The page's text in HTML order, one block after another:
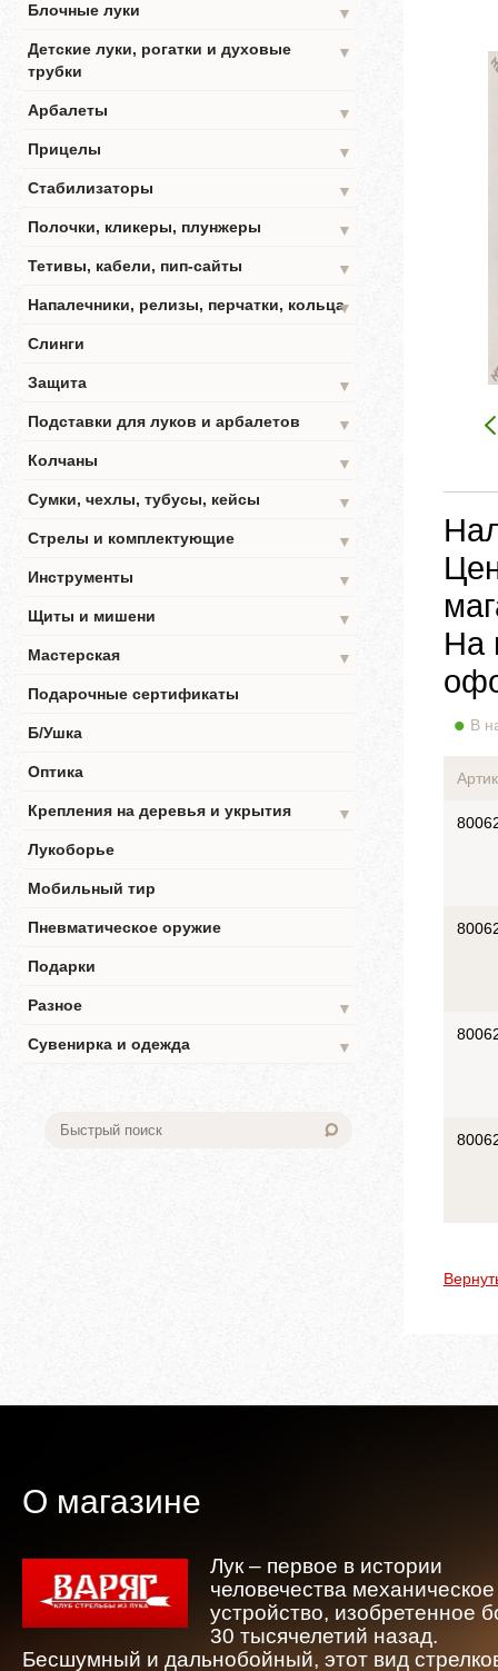
Блочные луки
▼
Детские луки, рогатки и духовые
трубки
▼
Арбалеты
▼
Прицелы
▼
Стабилизаторы
▼
Полочки, кликеры, плунжеры
▼
Тетивы, кабели, пип-сайты
▼
Напалечники, релизы, перчатки, кольца▼
Слинги
Защита
▼
Подставки для луков и арбалетов
▼
Колчаны
▼
Сумки, чехлы, тубусы, кейсы
▼
Стрелы и комплектующие
▼
Инструменты
▼
Щиты и мишени
▼
Мастерская
▼
Подарочные сертификаты
Б/Ушка
Оптика
Крепления на деревья и укрытия
▼
Лукоборье
Мобильный тир
Пневматическое оружие
Подарки
Разное
▼
Сувенирка и одежда
▼
На
В
О магазине
Лук – первое в истории
человечества механическое
устройство, изобретенное
30 тысячелетий назад.
Бесшумный и дальнобойный, этот вид